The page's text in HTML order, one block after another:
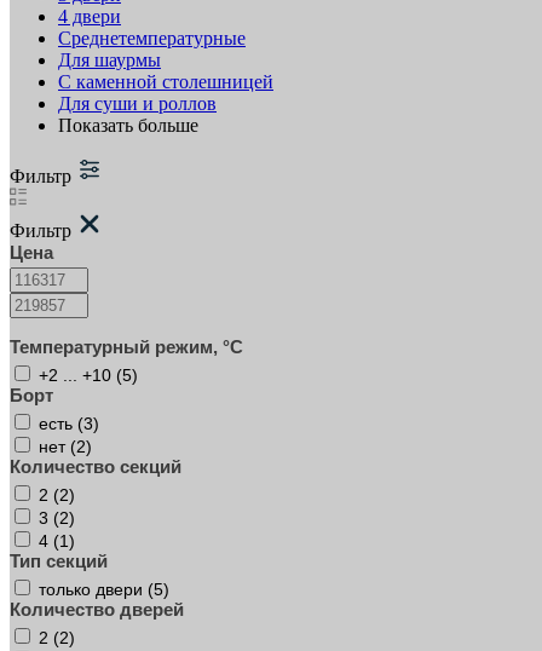
4 двери
Среднетемпературные
Для шаурмы
С каменной столешницей
Для суши и роллов
Показать больше
Фильтр
Фильтр
Цена
Температурный режим, °C
+2 ... +10 (5)
Борт
есть (3)
нет (2)
Количество секций
2 (2)
3 (2)
4 (1)
Тип секций
только двери (5)
Количество дверей
2 (2)